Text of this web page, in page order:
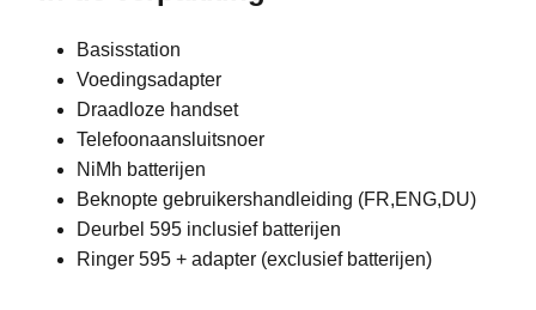
Basisstation
Voedingsadapter
Draadloze handset
Telefoonaansluitsnoer
NiMh batterijen
Beknopte gebruikershandleiding (FR,ENG,DU)
Deurbel 595 inclusief batterijen
Ringer 595 + adapter (exclusief batterijen)